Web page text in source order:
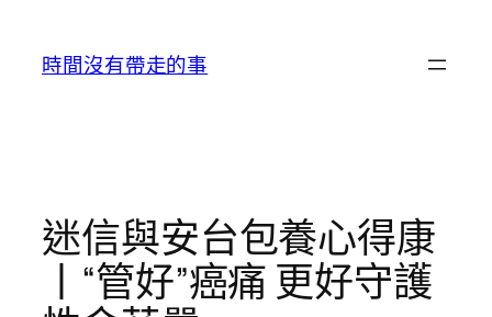
時間沒有帶走的事
迷信與安台包養心得康
丨“管好”癌痛 更好守護